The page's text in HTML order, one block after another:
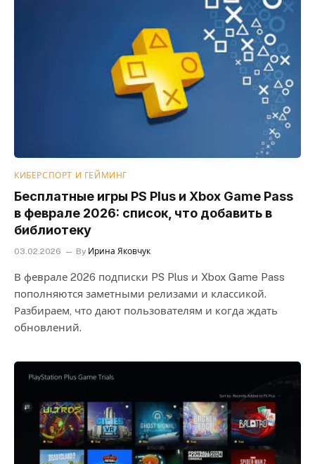
КИБЕРСПОРТ И ГЕЙМИНГ
Бесплатные игры PS Plus и Xbox Game Pass
в феврале 2026: список, что добавить в
библиотеку
03.02.2026 By Ирина Яковчук
В феврале 2026 подписки PS Plus и Xbox Game Pass
пополняются заметными релизами и классикой.
Разбираем, что дают пользователям и когда ждать
обновлений.